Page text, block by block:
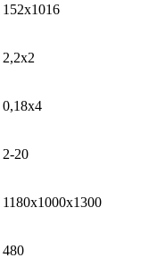
152х1016
2,2х2
0,18х4
2-20
1180х1000х1300
480